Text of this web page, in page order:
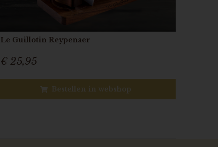
Le Guillotin Reypenaer
€ 25,95
Bestellen in webshop